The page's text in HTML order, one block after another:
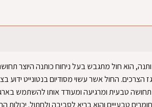
הוא חול מתגבש בעל ניחוח כותנה היוצר תחושה
הצרכים. החול אשר עשוי מסודיום בנטונייט ידוע
תחושה טבעית ומרגיעה ומעודד אותו להשתמש
טבעייים והוא בריא לסביבה ולחתול. יכולות